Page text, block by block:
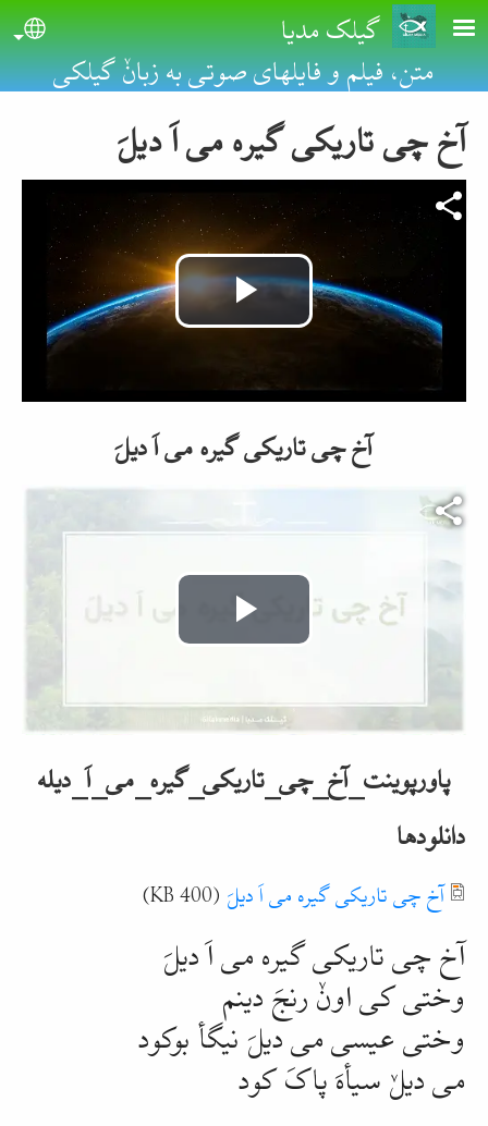
Skip to main content
گیلک مدیا
متن، فیلم و فایلهای صوتی به زبانٚ گیلکی
آخ چی تاریکی گیره می اَ دیلَ
Video file
Play
Video
آخ چی تاریکی گیره می اَ دیلَ
Video file
Play
Video
پاورپوینت_آخ_چی_تاریکی_گیره_می_اَ_دیله
دانلودها
Document
آخ چی تاریکی گیره می اَ دیلَ (400 KB)
آخچی تاریکی گیره می اَ دیلَ
وختی کی اونٚرنجَدینم
وختی عیسی می دیلَنیگأبوکود
می دیلٚسیأهَپاکَکود